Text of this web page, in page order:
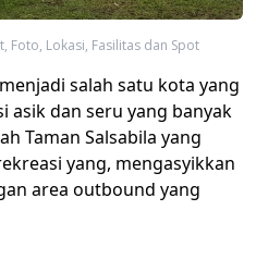
Foto, Lokasi, Fasilitas dan Spot
salah satu kota yang
asik dan seru yang banyak
Taman Salsabila​ yang
yang, mengasyikkan
area outbound yang